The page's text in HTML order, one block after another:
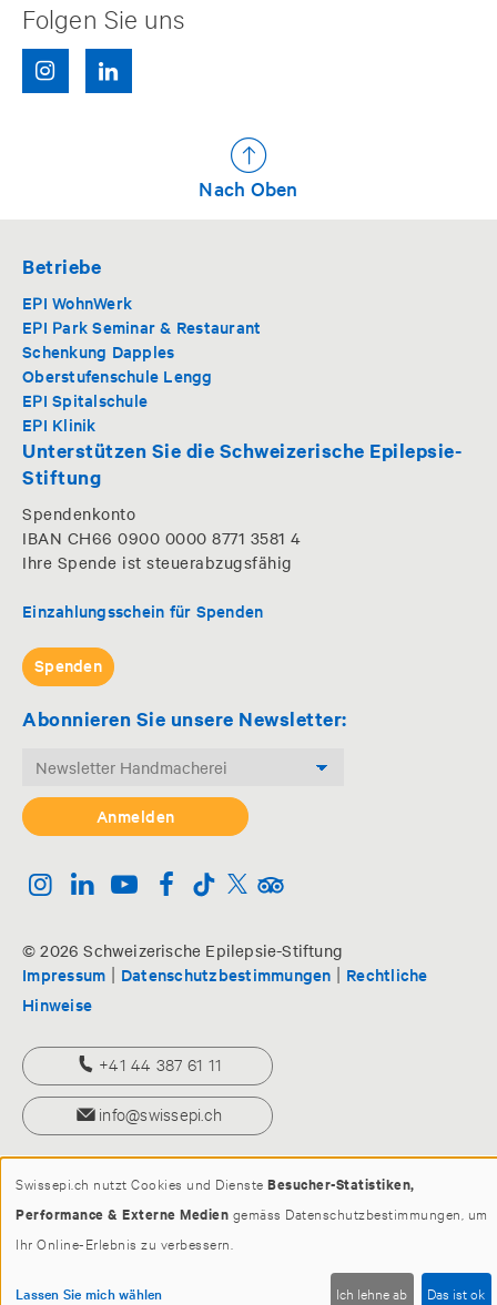
Folgen Sie uns
Nach Oben
Betriebe
EPI WohnWerk
EPI Park Seminar & Restaurant
Schenkung Dapples
Oberstufenschule Lengg
EPI Spitalschule
EPI Klinik
Unterstützen Sie die Schweizerische Epilepsie-
Stiftung
Spendenkonto
IBAN CH66 0900 0000 8771 3581 4
Ihre Spende ist steuerabzugsfähig
Einzahlungsschein für Spenden
Spenden
Abonnieren Sie unsere Newsletter:
© 2026 Schweizerische Epilepsie-Stiftung
Impressum | Datenschutzbestimmungen | Rechtliche
Hinweise
+41 44 387 61 11
info@swissepi.ch
Swissepi.ch nutzt Cookies und Dienste Besucher-Statistiken,
Performance & Externe Medien gemäss Datenschutzbestimmungen, um
Ihr Online-Erlebnis zu verbessern.
Lassen Sie mich wählen Ich lehne ab Das ist ok